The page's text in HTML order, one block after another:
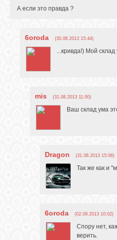
А если это правда ?
6oroda (30.08.2013 15:44)
...кривда!) Мой склад
mis (31.08.2013 11:00)
Ваш склад ума
Dragon (31.08.2013 15:06)
Так же как и
6oroda (02.09.2013 10:02)
Спору нет,
верить.